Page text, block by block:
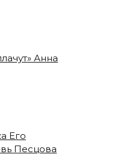
Анна
Его
Песцова